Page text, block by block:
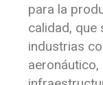
para la
calidad, que
industrias